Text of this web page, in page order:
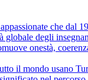
che dal
globale degli
onestà,
il mondo usano